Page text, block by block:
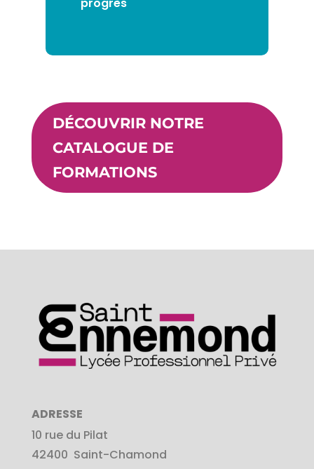
DÉCOUVRIR NOTRE
CATALOGUE DE
FORMATIONS
ADRESSE
10 rue du Pilat
42400 Saint-Chamond